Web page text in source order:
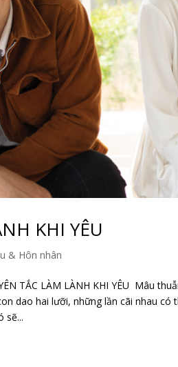
KHI YÊU
& Hôn nhân
TẮC LÀM LÀNH KHI YÊU Mâu
dao hai lưỡi, những lần cãi nhau có
sẽ...